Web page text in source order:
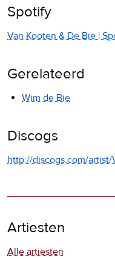
Spotify
Van Kooten & De Bie |
Gerelateerd
Wim de Bie
Discogs
http://discogs.com/artist/
Artiesten
Alle artiesten